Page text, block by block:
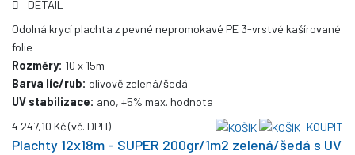
DETAIL
Odolná krycí plachta z pevné nepromokavé PE 3-vrstvé kašírované
folie
Rozměry: 10 x 15m
Barva líc/rub: olivově zelená/šedá
UV stabilizace: ano, +5% max. hodnota
4 247,10 Kč(vč. DPH) KOUPIT
Plachty 12x18m - SUPER 200gr/1m2 zelená/šedá s UV